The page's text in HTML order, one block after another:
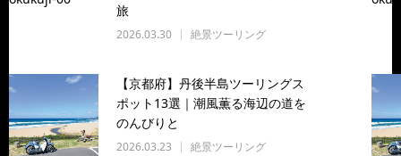
旅
2026.03.30 絶景ツーリング
【京都府】丹後半島ツーリングス
ポット13選｜潮風薫る海辺の道を
のんびりと
2026.03.23 絶景ツーリング